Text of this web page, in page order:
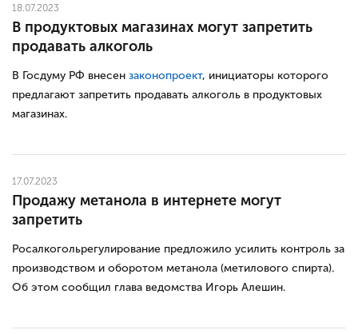
18.07.2023
В продуктовых магазинах могут запретить
продавать алкоголь
В Госдуму РФ внесен законопроект, инициаторы которого
предлагают запретить продавать алкоголь в продуктовых
магазинах.
17.07.2023
Продажу метанола в интернете могут
запретить
Росалкогольрегулирование предложило усилить контроль за
производством и оборотом метанола (метилового спирта).
Об этом сообщил глава ведомства Игорь Алешин.